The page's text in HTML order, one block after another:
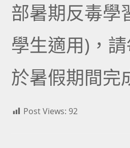
部暑期反毒學
學生適用)，
於暑假期間完
Post Views: 92